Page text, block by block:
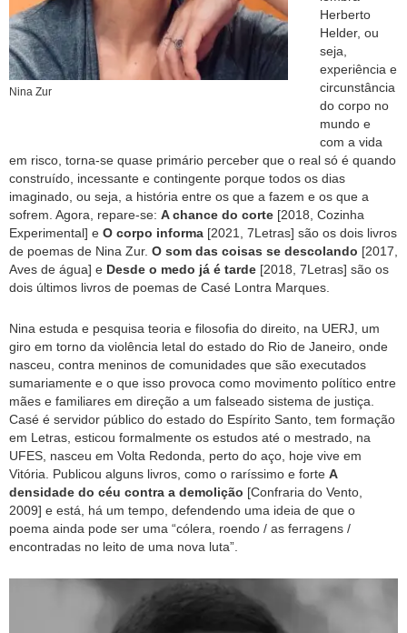
Nina Zur
Herberto
Helder, ou
seja,
experiência e
circunstância
do corpo no
mundo e
com a vida
em risco, torna-se quase primário perceber que o real só é quando
construído, incessante e contingente porque todos os dias
imaginado, ou seja, a história entre os que a fazem e os que a
sofrem. Agora, repare-se: A chance do corte [2018, Cozinha
Experimental] e O corpo informa [2021, 7Letras] são os dois livros
de poemas de Nina Zur. O som das coisas se descolando [2017,
Aves de água] e Desde o medo já é tarde [2018, 7Letras] são os
dois últimos livros de poemas de Casé Lontra Marques.
Nina estuda e pesquisa teoria e filosofia do direito, na UERJ, um
giro em torno da violência letal do estado do Rio de Janeiro, onde
nasceu, contra meninos de comunidades que são executados
sumariamente e o que isso provoca como movimento político entre
mães e familiares em direção a um falseado sistema de justiça.
Casé é servidor público do estado do Espírito Santo, tem formação
em Letras, esticou formalmente os estudos até o mestrado, na
UFES, nasceu em Volta Redonda, perto do aço, hoje vive em
Vitória. Publicou alguns livros, como o raríssimo e forte A
densidade do céu contra a demolição [Confraria do Vento,
2009] e está, há um tempo, defendendo uma ideia de que o
poema ainda pode ser uma “cólera, roendo / as ferragens /
encontradas no leito de uma nova luta”.